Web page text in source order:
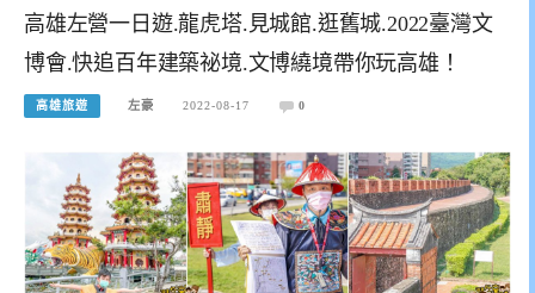
高雄左營一日遊.龍虎塔.見城館.逛舊城.2022臺灣文
博會.快追百年建築祕境.文博繞境帶你玩高雄！
高雄旅遊 左豪 2022-08-17 0